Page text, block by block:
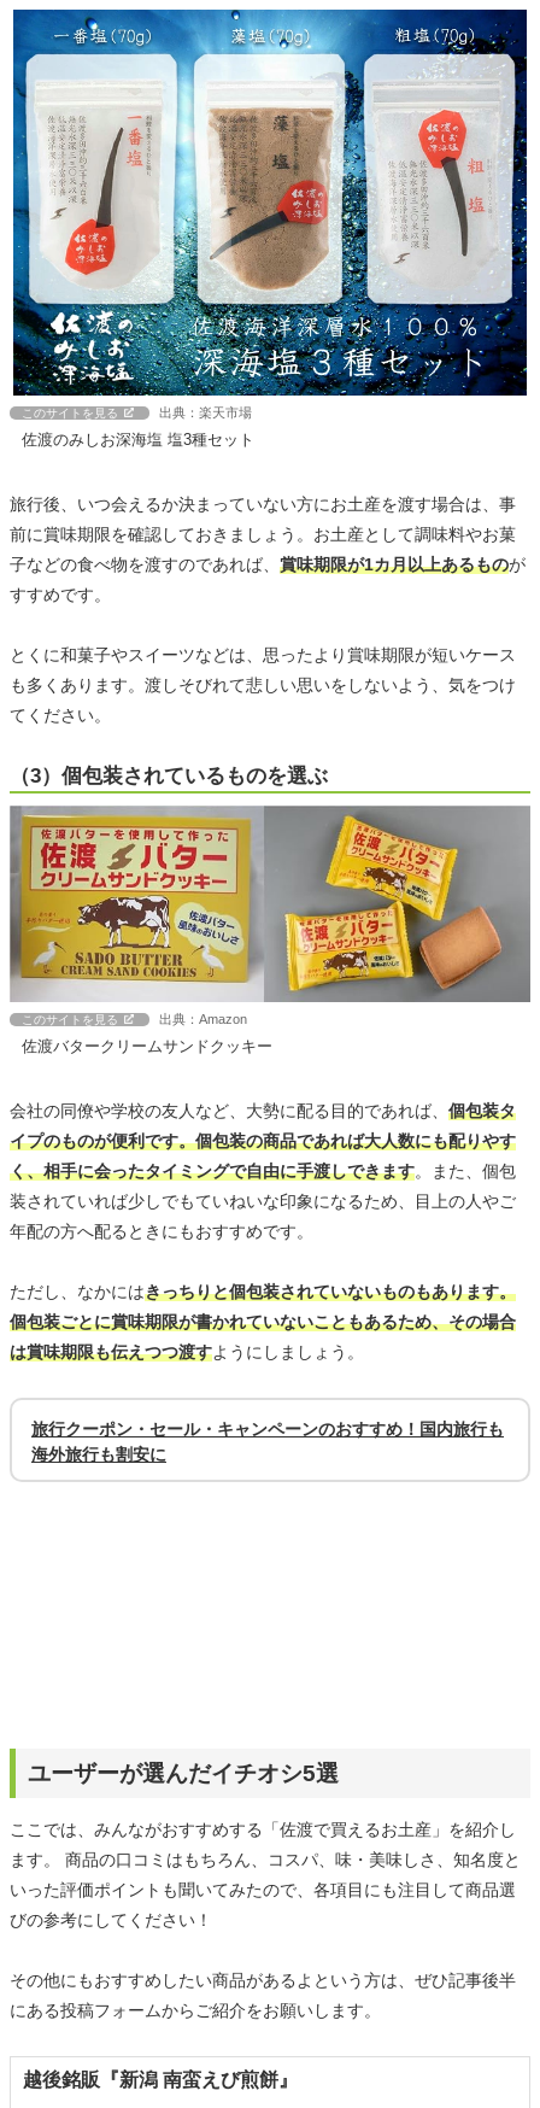
このサイトを見る 出典：楽天市場
佐渡のみしお深海塩 塩3種セット
旅行後、いつ会えるか決まっていない方にお土産を渡す場合は、事
前に賞味期限を確認しておきましょう。お土産として調味料やお菓
子などの食べ物を渡すのであれば、 賞味期限が1カ月以上あるものが
すすめです。
とくに和菓子やスイーツなどは、思ったより賞味期限が短いケース
も多くあります。渡しそびれて悲しい思いをしないよう、気をつけ
てください。
（3）個包装されているものを選ぶ
このサイトを見る 出典：Amazon
佐渡バタークリームサンドクッキー
会社の同僚や学校の友人など、大勢に配る目的であれば、 個包装タ
イプのものが便利です。個包装の商品であれば大人数にも配りやす
く、相手に会ったタイミングで自由に手渡しできます。また、個包
装されていれば少しでもていねいな印象になるため、目上の人やご
年配の方へ配るときにもおすすめです。
ただし、なかにはきっちりと個包装されていないものもあります。
個包装ごとに賞味期限が書かれていないこともあるため、その場合
は賞味期限も伝えつつ渡すようにしましょう。
旅行クーポン・セール・キャンペーンのおすすめ！国内旅行も
海外旅行も割安に
ユーザーが選んだイチオシ5選
ここでは、みんながおすすめする「佐渡で買えるお土産」を紹介し
ます。 商品の口コミはもちろん、コスパ、味・美味しさ、知名度と
いった評価ポイントも聞いてみたので、各項目にも注目して商品選
びの参考にしてください！
その他にもおすすめしたい商品があるよという方は、ぜひ記事後半
にある投稿フォームからご紹介をお願いします。
‎越後銘販『新潟 南蛮えび煎餅』